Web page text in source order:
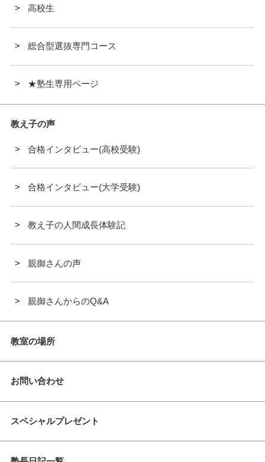
高校生
総合型選抜専門コース
★塾生専用ページ
教え子の声
合格インタビュー(高校受験)
合格インタビュー(大学受験)
教え子の人間成長体験記
親御さんの声
親御さんからのQ&A
教室の場所
お問い合わせ
スペシャルプレゼント